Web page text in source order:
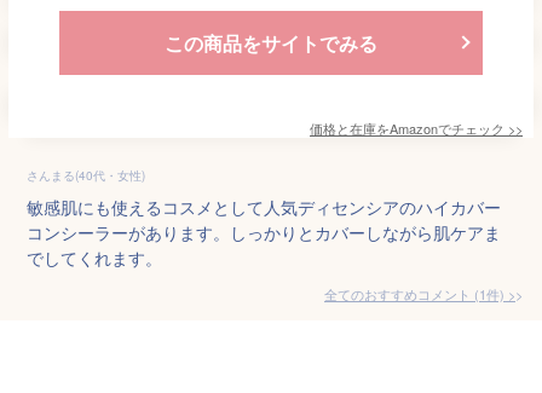
この商品をサイトでみる
価格と在庫をAmazonでチェック >>
さんまる(40代・女性)
敏感肌にも使えるコスメとして人気ディセンシアのハイカバー
コンシーラーがあります。しっかりとカバーしながら肌ケアま
でしてくれます。
全てのおすすめコメント (1件) >